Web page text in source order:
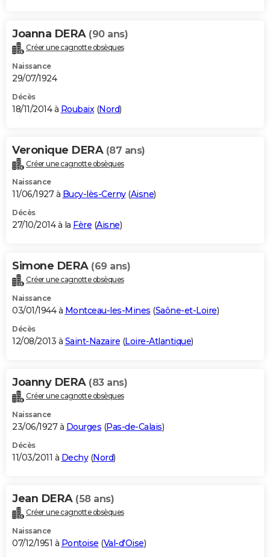
Joanna DERA (90 ans)
Créer une cagnotte obsèques
Naissance
29/07/1924
Décès
18/11/2014 à Roubaix (Nord)
Veronique DERA (87 ans)
Créer une cagnotte obsèques
Naissance
11/06/1927 à Bucy-lès-Cerny(Aisne)
Décès
27/10/2014 à la Fère (Aisne)
Simone DERA (69 ans)
Créer une cagnotte obsèques
Naissance
03/01/1944 à Montceau-les-Mines (Saône-et-Loire)
Décès
12/08/2013 à Saint-Nazaire (Loire-Atlantique)
Joanny DERA (83 ans)
Créer une cagnotte obsèques
Naissance
23/06/1927 à Dourges (Pas-de-Calais)
Décès
11/03/2011 à Dechy(Nord)
Jean DERA (58 ans)
Créer une cagnotte obsèques
Naissance
07/12/1951 à Pontoise (Val-d'Oise)